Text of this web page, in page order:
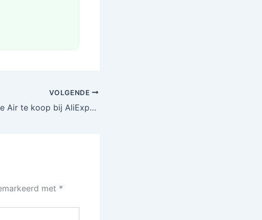
VOLGENDE
Retro Nike Air te koop bij AliExpress!
met *